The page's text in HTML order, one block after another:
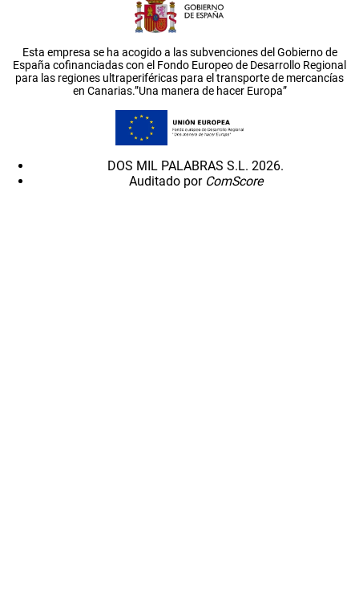
Esta empresa se ha acogido a las subvenciones del Gobierno de
España cofinanciadas con el Fondo Europeo de Desarrollo Regional
para las regiones ultraperiféricas para el transporte de mercancías
en Canarias.”Una manera de hacer Europa”
DOS MIL PALABRAS S.L. 2026.
Auditado por ComScore